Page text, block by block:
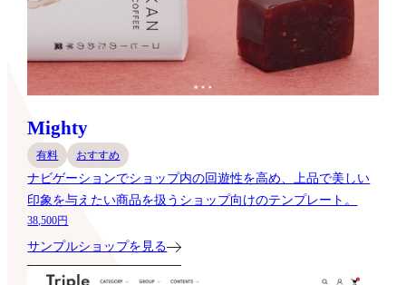
Mighty
有料 おすすめ
ナビゲーションでショップ内の回遊性を高め、上品で美しい
印象を与えたい商品を扱うショップ向けのテンプレート。
38,500円
サンプルショップを見る